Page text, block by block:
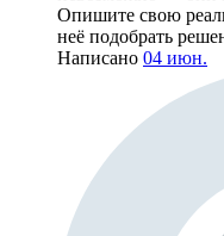
Опишите свою
неё подобрать
Написано 04 июн.